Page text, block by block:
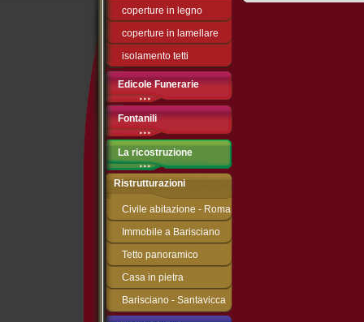
coperture in legno
coperture in lamellare
isolamento tetti
Edicole Funerarie
Fontanili
La ricostruzione
Ristrutturazioni
Civile abitazione - Roma
Immobile a Barisciano
Tetto panoramico
Casa in pietra
Barisciano - Santavicca